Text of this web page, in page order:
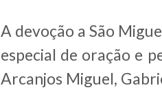
A devoção a São
especial de oração e
Arcanjos Miguel,